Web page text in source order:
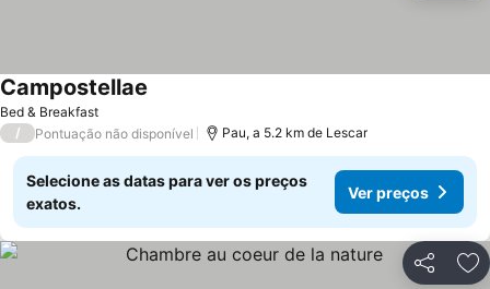
Bed & Breakfast
Campostellae
/ Pontuação não disponível Pau, a 5.2 km de Lescar
Selecione as datas para ver os preços
exatos.
Ver preços
Partilhar